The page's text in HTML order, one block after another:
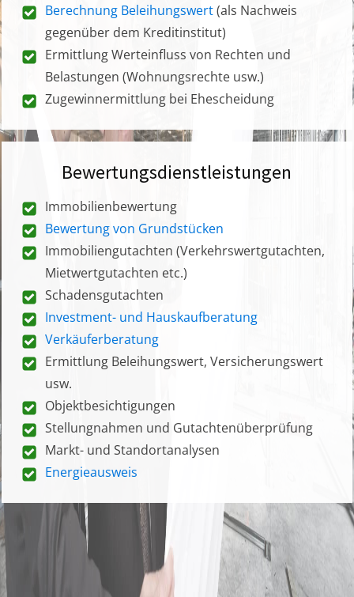
Berechnung Beleihungswert(als Nachweis
gegenüber dem Kreditinstitut)
Ermittlung Werteinfluss von Rechten und
Belastungen (Wohnungsrechte usw.)
Zugewinnermittlung bei Ehescheidung
Bewertungsdienstleistungen
Immobilienbewertung
Bewertung von Grundstücken
Immobiliengutachten (Verkehrswertgutachten,
Mietwertgutachten etc.)
Schadensgutachten
Investment- und Hauskaufberatung
Verkäuferberatung
Ermittlung Beleihungswert, Versicherungswert
usw.
Objektbesichtigungen
Stellungnahmen und Gutachtenüberprüfung
Markt- und Standortanalysen
Energieausweis